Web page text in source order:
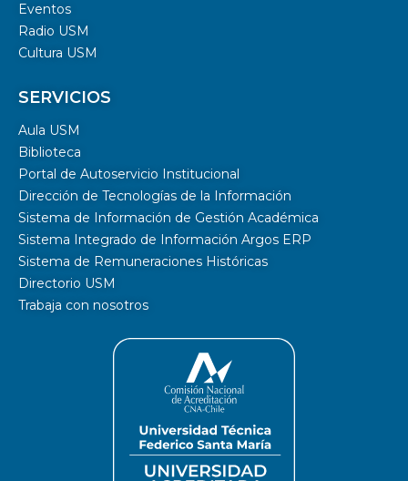
Eventos
Radio USM
Cultura USM
SERVICIOS
Aula USM
Biblioteca
Portal de Autoservicio Institucional
Dirección de Tecnologías de la Información
Sistema de Información de Gestión Académica
Sistema Integrado de Información Argos ERP
Sistema de Remuneraciones Históricas
Directorio USM
Trabaja con nosotros